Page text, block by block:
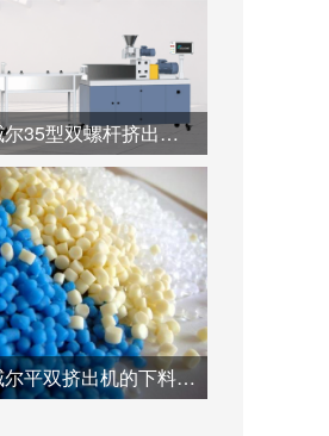
南京科隆威尔35型双螺杆挤出机：60:1.帮助全降解材料高价值造粒的专业超长径比解决方案。
南京科隆威尔平双挤出机的下料口改造方案：针对喂料瓶颈问题的专业技术解决方案